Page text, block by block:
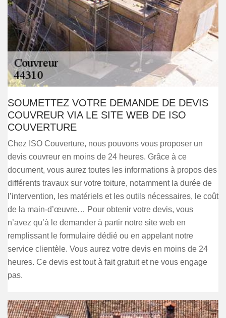
SOUMETTEZ VOTRE DEMANDE DE DEVIS
COUVREUR VIA LE SITE WEB DE ISO
COUVERTURE
Chez ISO Couverture, nous pouvons vous proposer un
devis couvreur en moins de 24 heures. Grâce à ce
document, vous aurez toutes les informations à propos des
différents travaux sur votre toiture, notamment la durée de
l’intervention, les matériels et les outils nécessaires, le coût
de la main-d’œuvre… Pour obtenir votre devis, vous
n’avez qu’à le demander à partir notre site web en
remplissant le formulaire dédié ou en appelant notre
service clientèle. Vous aurez votre devis en moins de 24
heures. Ce devis est tout à fait gratuit et ne vous engage
pas.